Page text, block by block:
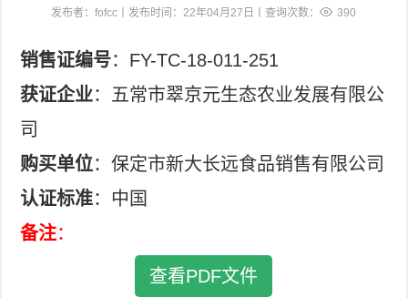
发布者：fofcc丨发布时间：22年04月27日丨查询次数： 390
销售证编号：FY-TC-18-011-251
获证企业：五常市翠京元生态农业发展有限公
司
购买单位：保定市新大长远食品销售有限公司
认证标准：中国
备注：
查看PDF文件